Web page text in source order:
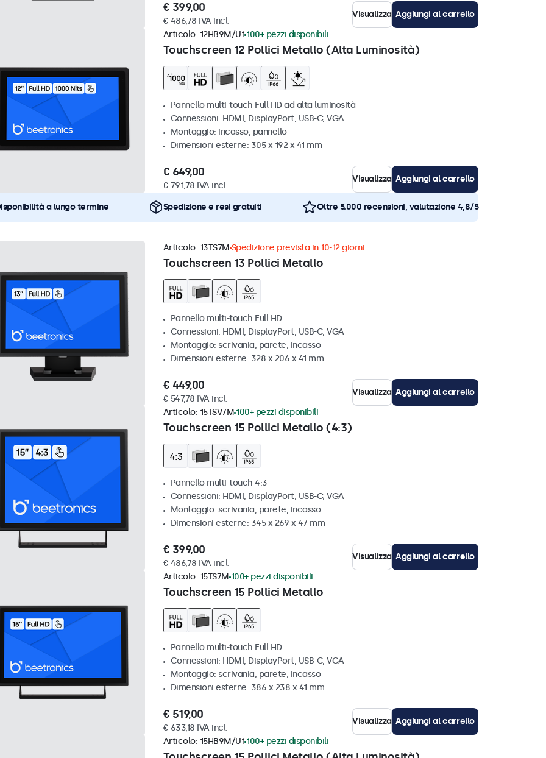
€ 399,00
€ 486,78 IVA incl.
Visualizza Aggiungi al carrello
Touchscreen 12 Pollici Metallo (Alta Luminosità)
Articolo: 12HB9M/U1 100+ pezzi disponibili
Pannello multi-touch Full HD ad alta luminosità
Connessioni: HDMI, DisplayPort, USB-C, VGA
Montaggio: incasso, pannello
Dimensioni esterne: 305 x 192 x 41 mm
€ 649,00
€ 791,78 IVA incl.
Visualizza Aggiungi al carrello
a lungo termine Spedizione e resi gratuiti Oltre 5.000 recensioni, valutazione 4,8/5
Touchscreen 13 Pollici Metallo
Articolo: 13TS7M Spedizione prevista in 10-12 giorni
Pannello multi-touch Full HD
Connessioni: HDMI, DisplayPort, USB-C, VGA
Montaggio: scrivania, parete, incasso
Dimensioni esterne: 328 x 206 x 41 mm
€ 449,00
€ 547,78 IVA incl.
Visualizza Aggiungi al carrello
Touchscreen 15 Pollici Metallo (4:3)
Articolo: 15TSV7M 100+ pezzi disponibili
Pannello multi-touch 4:3
Connessioni: HDMI, DisplayPort, USB-C, VGA
Montaggio: scrivania, parete, incasso
Dimensioni esterne: 345 x 269 x 47 mm
€ 399,00
€ 486,78 IVA incl.
Visualizza Aggiungi al carrello
Touchscreen 15 Pollici Metallo
Articolo: 15TS7M 100+ pezzi disponibili
Pannello multi-touch Full HD
Connessioni: HDMI, DisplayPort, USB-C, VGA
Montaggio: scrivania, parete, incasso
Dimensioni esterne: 386 x 238 x 41 mm
€ 519,00
€ 633,18 IVA incl.
Visualizza Aggiungi al carrello
Articolo: 15HB9M/U1 100+ pezzi disponibili